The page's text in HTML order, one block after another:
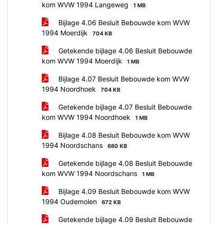
kom WVW 1994 Langeweg
1 MB
Bijlage 4.06 Besluit Bebouwde kom WVW
1994 Moerdijk
704 KB
Getekende bijlage 4.06 Besluit Bebouwde
kom WVW 1994 Moerdijk
1 MB
Bijlage 4.07 Besluit Bebouwde kom WVW
1994 Noordhoek
704 KB
Getekende bijlage 4.07 Besluit Bebouwde
kom WVW 1994 Noordhoek
1 MB
Bijlage 4.08 Besluit Bebouwde kom WVW
1994 Noordschans
680 KB
Getekende bijlage 4.08 Besluit Bebouwde
kom WVW 1994 Noordschans
1 MB
Bijlage 4.09 Besluit Bebouwde kom WVW
1994 Oudemolen
672 KB
Getekende bijlage 4.09 Besluit Bebouwde